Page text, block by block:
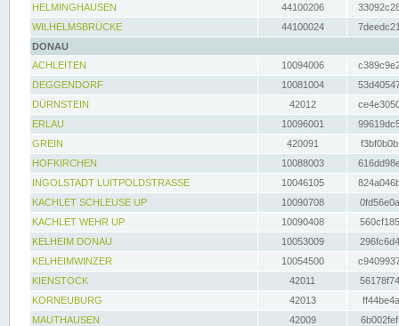
HELMINGHAUSEN
44100206
WILHELMSBRÜCKE
44100024
DONAU
ACHLEITEN
10094006
DEGGENDORF
10081004
DÜRNSTEIN
42012
ERLAU
10096001
GREIN
420091
HOFKIRCHEN
10088003
INGOLSTADT LUITPOLDSTRASSE
10046105
KACHLET SCHLEUSE UP
10090708
KACHLET WEHR UP
10090408
KELHEIM DONAU
10053009
KELHEIMWINZER
10054500
KIENSTOCK
42011
KORNEUBURG
42013
MAUTHAUSEN
42009